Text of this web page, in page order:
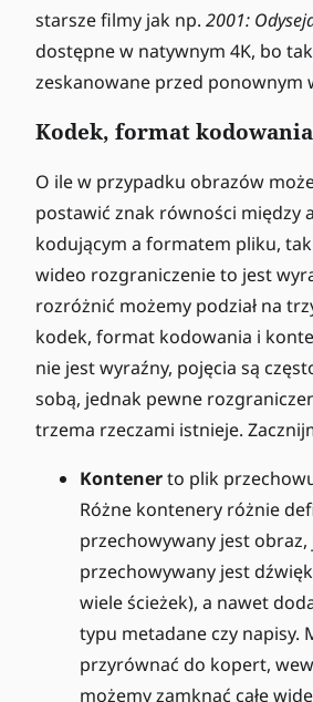
starsze filmy jak np. 2001:
dostępne w natywnym 4K, bo tak
zeskanowane przed ponownym
Kodek, format
O ile w przypadku obrazów
postawić znak równości między
kodującym a formatem pliku,
wideo rozgraniczenie to jest
rozróżnić możemy podział na
kodek, format kodowania i
nie jest wyraźny, pojęcia są
sobą, jednak pewne
trzema rzeczami istnieje.
Kontenerto plik
Różne kontenery różnie
przechowywany jest
przechowywany jest
wiele ścieżek), a nawet
typu metadane czy napisy.
przyrównać do kopert,
możemy zamknąć całe